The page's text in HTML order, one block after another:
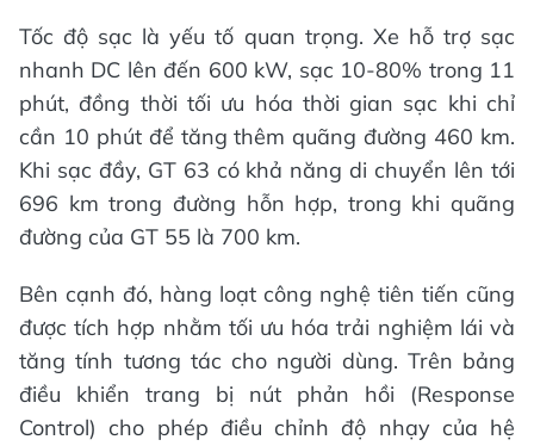
Tốc độ sạc là yếu tố quan trọng. Xe hỗ trợ sạc
nhanh DC lên đến 600 kW, sạc 10-80% trong 11
phút, đồng thời tối ưu hóa thời gian sạc khi chỉ
cần 10 phút để tăng thêm quãng đường 460 km.
Khi sạc đầy, GT 63 có khả năng di chuyển lên tới
696 km trong đường hỗn hợp, trong khi quãng
đường của GT 55 là 700 km.
Bên cạnh đó, hàng loạt công nghệ tiên tiến cũng
được tích hợp nhằm tối ưu hóa trải nghiệm lái và
tăng tính tương tác cho người dùng. Trên bảng
điều khiển trang bị nút phản hồi (Response
Control) cho phép điều chỉnh độ nhạy của hệ